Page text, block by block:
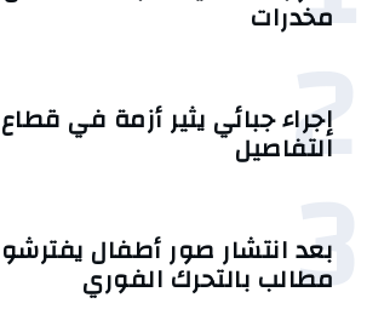
مخدرات
2
إجراء جبائي يثير أزمة في
التفاصيل
3
بعد انتشار صور أطفال
مطالب بالتحرك الفوري